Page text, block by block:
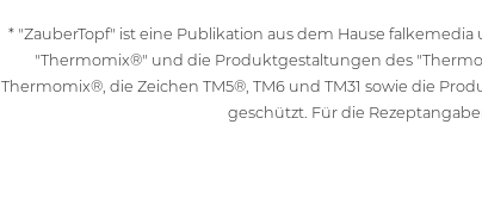
* "ZauberTopf" ist eine Publikation aus dem Hause
"Thermomix®" und die Produktgestaltungen des
Thermomix®, die Zeichen TM5®, TM6 und TM31 sowie die
geschützt. Für die